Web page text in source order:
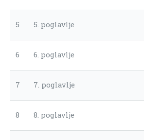
5 5. poglavlje
6 6. poglavlje
7 7. poglavlje
8 8. poglavlje